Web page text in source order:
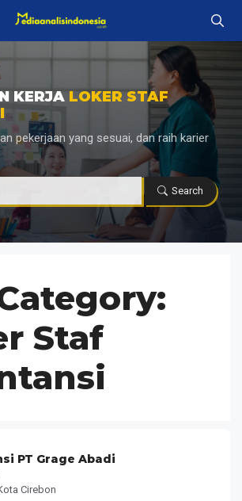
KERJA LOKER STAF
pekerjaan yang sesuai, dan raih karier
Search
Staf
PT Grage Abadi
Cirebon